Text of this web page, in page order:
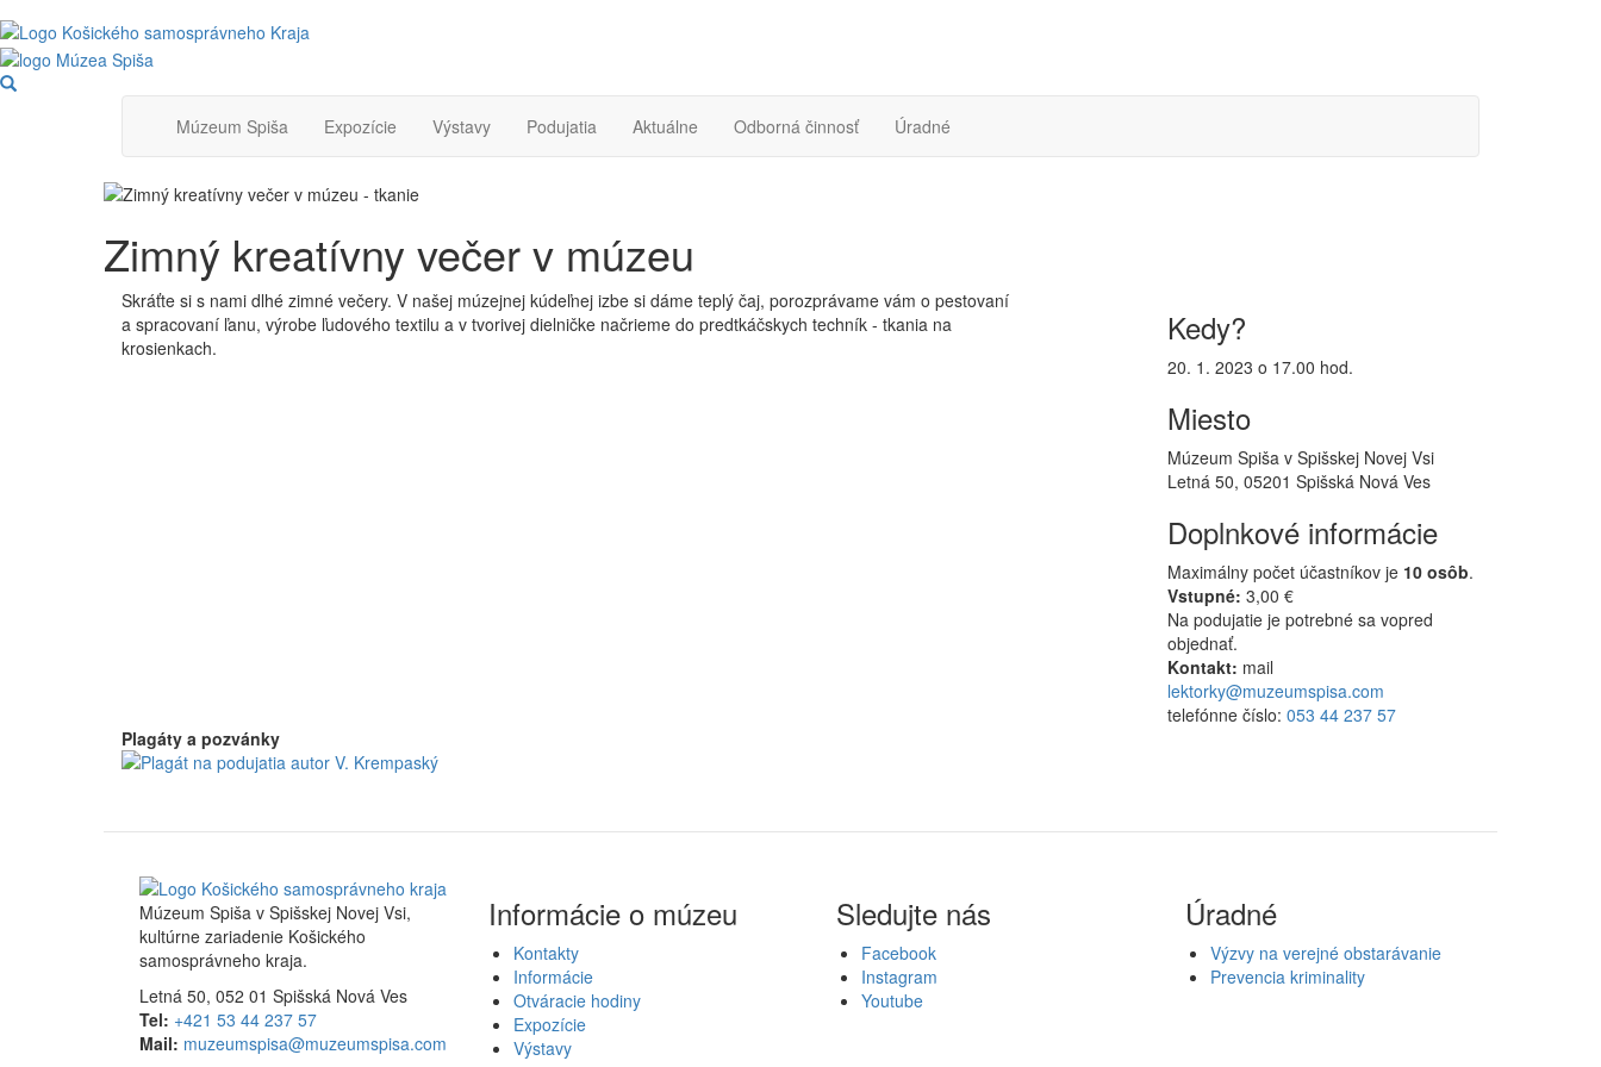
Skočiť
na
hlavný
Main
navigation
Múzeum Spiša Expozície Výstavy Podujatia Aktuálne Odborná činnosť Úradné
Zimný kreatívny večer v múzeu
Skráťte si s nami dlhé zimné večery. V našej múzejnej kúdeľnej izbe si dáme teplý čaj, porozprávame vám o pestovaní
a spracovaní ľanu, výrobe ľudového textilu a v tvorivej dielničke načrieme do predtkáčskych techník - tkania na
krosienkach.
Kedy?
20. 1. 2023 o 17.00 hod.
Miesto
Múzeum Spiša v Spišskej Novej Vsi
Letná 50, 05201 Spišská Nová Ves
Doplnkové informácie
Maximálny počet účastníkov je 10 osôb.
Vstupné: 3,00 €
Na podujatie je potrebné sa vopred
objednať.
Kontakt: mail
lektorky@muzeumspisa.com
telefónne číslo: 053 44 237 57
Plagáty a pozvánky
Múzeum Spiša v Spišskej Novej Vsi,
kultúrne zariadenie Košického
samosprávneho kraja.
Letná 50, 052 01 Spišská Nová Ves
Tel: +421 53 44 237 57
Mail: muzeumspisa@muzeumspisa.com
Informácie o múzeu
Kontakty
Informácie
Otváracie hodiny
Expozície
Výstavy
Sledujte nás
Facebook
Instagram
Youtube
Úradné
Výzvy na verejné obstarávanie
Prevencia kriminality